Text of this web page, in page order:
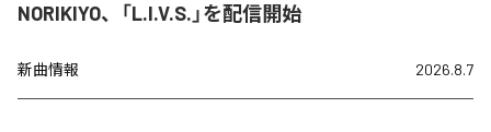
NORIKIYO、「L.I.V.S.」を配信開始
新曲情報 2026.8.7